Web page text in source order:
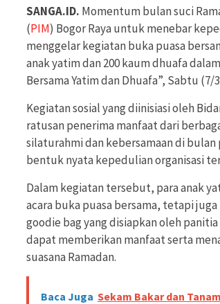
SANGA.ID. Momentum bulan suci
(PIM) Bogor Raya untuk menebar
menggelar kegiatan buka puasa
anak yatim dan 200 kaum dhuafa
Bersama Yatim dan Dhuafa”, Sabtu (7/
Kegiatan sosial yang diinisiasi oleh
ratusan penerima manfaat dari
silaturahmi dan kebersamaan di
bentuk nyata kepedulian organisasi
Dalam kegiatan tersebut, para anak
acara buka puasa bersama, tetapi
goodie bag yang disiapkan oleh
dapat memberikan manfaat serta
suasana Ramadan.
Baca Juga Sekam Bakar dan